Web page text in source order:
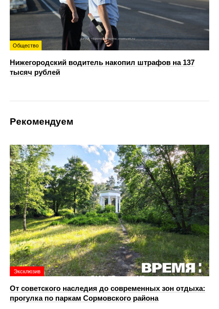
Общество
Нижегородский водитель накопил штрафов на 137
тысяч рублей
Рекомендуем
Эксклюзив
От советского наследия до современных зон отдыха:
прогулка по паркам Сормовского района